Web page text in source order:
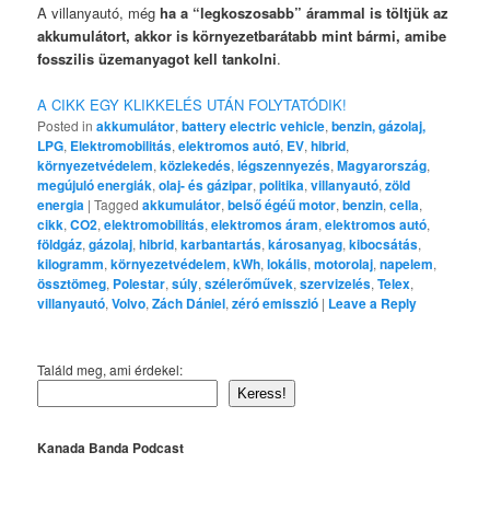
A villanyautó, mégha a “legkoszosabb” árammal is töltjük az
akkumulátort, akkor is környezetbarátabb mint bármi, amibe
fosszilis üzemanyagot kell tankolni.
A CIKK EGY KLIKKELÉS UTÁN FOLYTATÓDIK!
Posted in akkumulátor,battery electric vehicle,benzin, gázolaj,
LPG, Elektromobilitás,elektromos autó, EV,hibrid,
környezetvédelem,közlekedés,légszennyezés,Magyarország,
megújuló energiák,olaj- és gázipar,politika,villanyautó,zöld
energia |Tagged akkumulátor,belső égéű motor,benzin,cella,
cikk,CO2,elektromobilitás,elektromos áram,elektromos autó,
földgáz,gázolaj,hibrid,karbantartás,károsanyag,kibocsátás,
kilogramm,környezetvédelem,kWh,lokális,motorolaj,napelem,
össztömeg, Polestar,súly,szélerőművek,szervizelés,Telex,
villanyautó,Volvo,Zách Dániel,zéró emisszió | Leave a Reply
Találd meg, ami érdekel:
Keress!
Kanada Banda Podcast